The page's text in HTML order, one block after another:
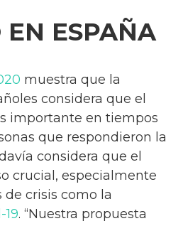
EN ESPAÑA
muestra que la
considera que el
importante en tiempos
que respondieron la
considera que el
crucial, especialmente
crisis como la
. “Nuestra propuesta